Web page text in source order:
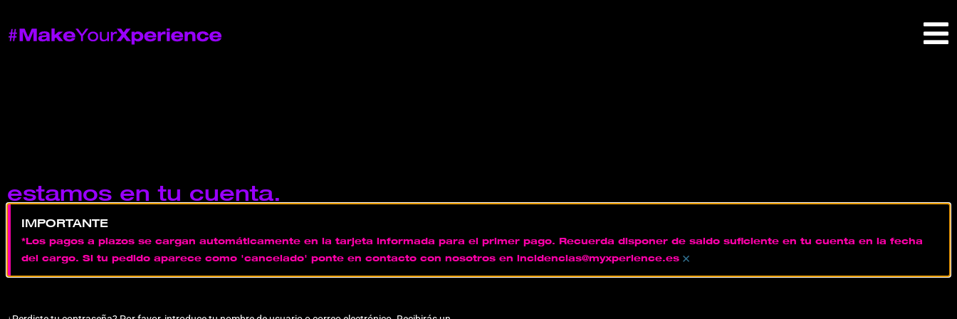
estamos en tu cuenta.
IMPORTANTE
*Los pagos a plazos se cargan automáticamente en la tarjeta informada para el primer pago. Recuerda disponer de saldo suficiente en tu cuenta en la fecha
del cargo. Si tu pedido aparece como 'cancelado' ponte en contacto con nosotros en incidencias@myxperience.es ×